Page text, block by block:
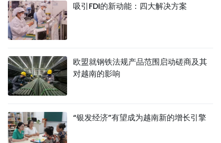
吸引FDI的新动能：四大解决方案
欧盟就钢铁法规产品范围启动磋商及其
对越南的影响
“银发经济”有望成为越南新的增长引擎